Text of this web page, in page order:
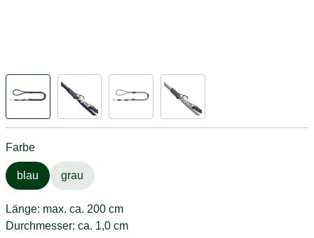
Farbe
blau grau
Länge: max. ca. 200 cm
Durchmesser: ca. 1,0 cm